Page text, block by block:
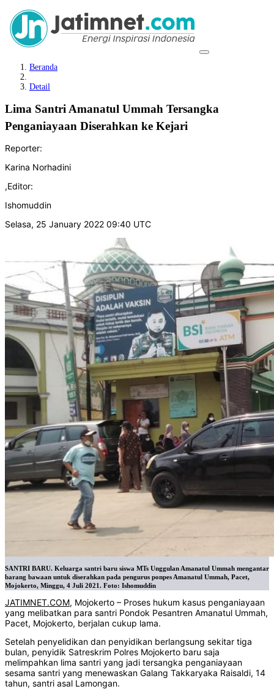
Beranda
Detail
Lima Santri Amanatul Ummah Tersangka
Penganiayaan Diserahkan ke Kejari
Reporter:
Karina Norhadini
,Editor:
Ishomuddin
Selasa, 25 January 2022 09:40 UTC
SANTRI BARU. Keluarga santri baru siswa MTs Unggulan Amanatul Ummah mengantar
barang bawaan untuk diserahkan pada pengurus ponpes Amanatul Ummah, Pacet,
Mojokerto, Minggu, 4 Juli 2021. Foto: Ishomuddin
JATIMNET.COM, Mojokerto – Proses hukum kasus penganiayaan
yang melibatkan para santri Pondok Pesantren Amanatul Ummah,
Pacet, Mojokerto, berjalan cukup lama.
Setelah penyelidikan dan penyidikan berlangsung sekitar tiga
bulan, penyidik Satreskrim Polres Mojokerto baru saja
melimpahkan lima santri yang jadi tersangka penganiayaan
sesama santri yang menewaskan Galang Takkaryaka Raisaldi, 14
tahun, santri asal Lamongan.